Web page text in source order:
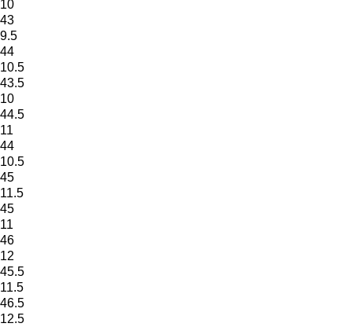
10
43
9.5
44
10.5
43.5
10
44.5
11
44
10.5
45
11.5
45
11
46
12
45.5
11.5
46.5
12.5